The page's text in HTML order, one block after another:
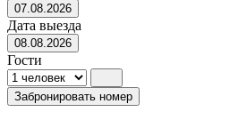
07.08.2026
Дата выезда
08.08.2026
Гости
Забронировать номер